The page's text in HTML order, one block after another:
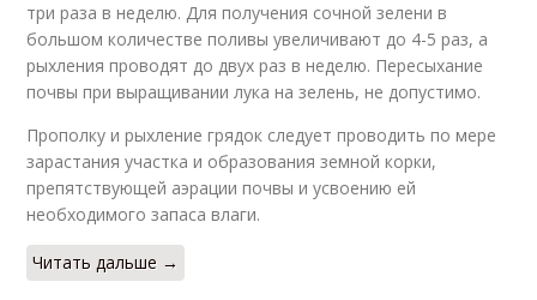
три раза в неделю. Для получения сочной зелени в
большом количестве поливы увеличивают до 4-5 раз, а
рыхления проводят до двух раз в неделю. Пересыхание
почвы при выращивании лука на зелень, не допустимо.
Прополку и рыхление грядок следует проводить по мере
зарастания участка и образования земной корки,
препятствующей аэрации почвы и усвоению ей
необходимого запаса влаги.
Читать дальше →